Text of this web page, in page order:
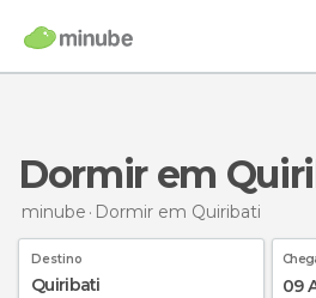
Dormir em
minube Dormir em Quiribati
Destino
09